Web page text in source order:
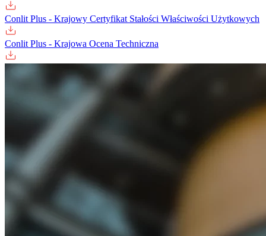
Conlit Plus - Krajowy Certyfikat Stałości Właściwości Użytkowych
Conlit Plus - Krajowa Ocena Techniczna